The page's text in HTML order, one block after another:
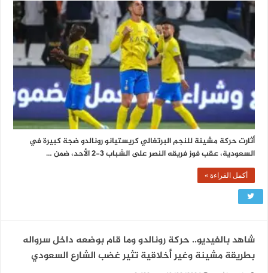
أثارت حركة مشينة للنجم البرتغالي كريستيانو رونالدو ضجة كبيرة في
السعودية، عقب فوز فريقه النصر على الشباب 3-2 الأحد، ضمن …
أكمل القراءة »
شاهد بالفيديو.. حركة رونالدو وما قام بوضعه داخل سرواله
بطريقة مشينة وغير أخلاقية تثير غضب الشارع السعودي